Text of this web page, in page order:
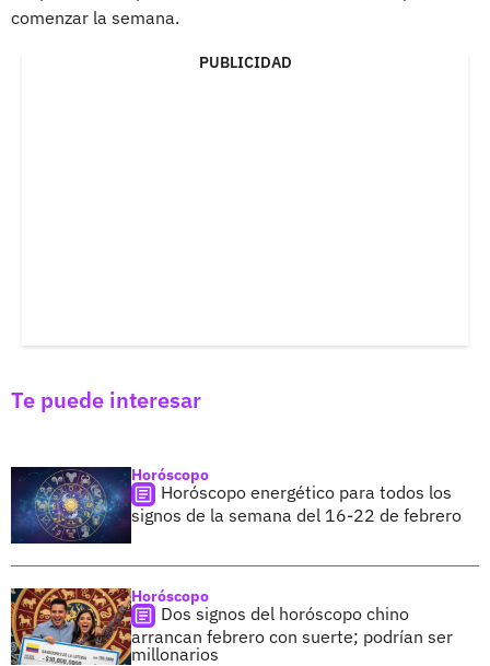
comenzar la semana.
PUBLICIDAD
Te puede interesar
Horóscopo
Horóscopo energético para todos los
signos de la semana del 16-22 de febrero
Horóscopo
Dos signos del horóscopo chino
arrancan febrero con suerte; podrían ser
millonarios